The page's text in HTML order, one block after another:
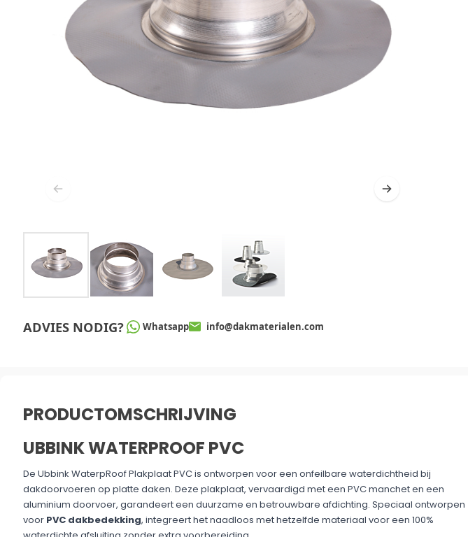
ADVIES NODIG? Whatsapp info@dakmaterialen.com
PRODUCTOMSCHRIJVING
UBBINK WATERPROOF PVC
De Ubbink WaterpRoof Plakplaat PVC is ontworpen voor een onfeilbare waterdichtheid bij
dakdoorvoeren op platte daken. Deze plakplaat, vervaardigd met een PVC manchet en een
aluminium doorvoer, garandeert een duurzame en betrouwbare afdichting. Speciaal ontworpen
voorPVC dakbedekking, integreert het naadloos met hetzelfde materiaal voor een 100%